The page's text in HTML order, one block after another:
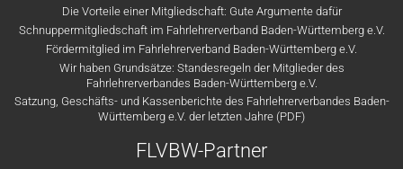
Die Vorteile einer Mitgliedschaft: Gute Argumente dafür
Schnuppermitgliedschaft im Fahrlehrerverband Baden-Württemberg e.V.
Fördermitglied im Fahrlehrerverband Baden-Württemberg e.V.
Wir haben Grundsätze: Standesregeln der Mitglieder des
Fahrlehrerverbandes Baden-Württemberg e.V.
Satzung, Geschäfts- und Kassenberichte des Fahrlehrerverbandes Baden-
Württemberg e.V. der letzten Jahre (PDF)
FLVBW-Partner